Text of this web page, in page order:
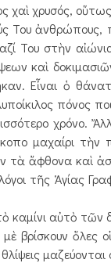
χρυσός, οὕτως
ἀνθρώπους,
Του στὴν
καὶ
Εἶναι ὁ
πόνος
χρόνο.
μαχαίρι
τὰ ἄφθονα καὶ
τῆς Ἁγίας
αὐτὸ τῶν
βρίσκουν ὅλες
θλίψεις